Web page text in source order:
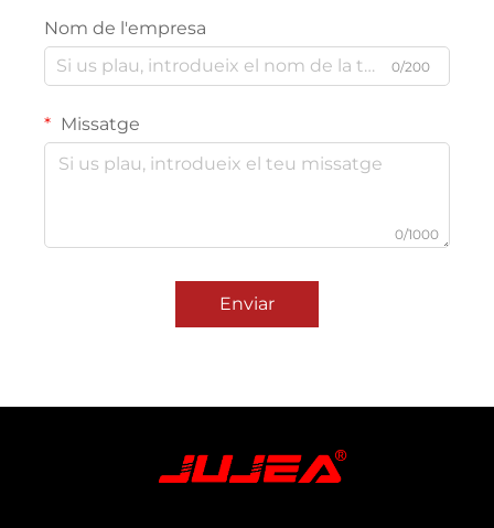
Nom de l'empresa
0/200
Missatge
0/1000
Enviar